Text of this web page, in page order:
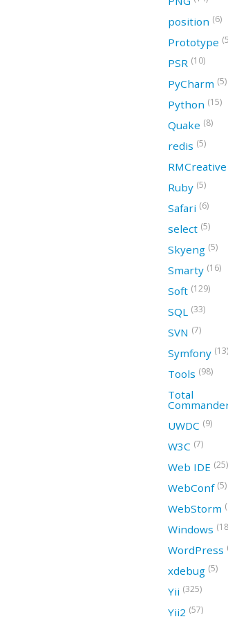
position (6)
Prototype
PSR (10)
PyCharm (5)
Python (15)
Quake (8)
redis (5)
RMCreative
Ruby (5)
Safari (6)
select (5)
Skyeng (5)
Smarty (16)
Soft (129)
SQL (33)
SVN (7)
Symfony (13)
Tools (98)
Total
UWDC (9)
W3C (7)
Web IDE (25)
WebConf (5)
WebStorm
Windows
WordPress
xdebug (5)
Yii (325)
Yii2 (57)